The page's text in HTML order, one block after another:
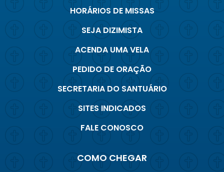
HORÁRIOS DE MISSAS
SEJA DIZIMISTA
ACENDA UMA VELA
PEDIDO DE ORAÇÃO
SECRETARIA DO SANTUÁRIO
SITES INDICADOS
FALE CONOSCO
COMO CHEGAR